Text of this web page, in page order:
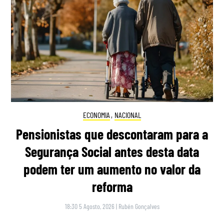
ECONOMIA , NACIONAL
Pensionistas que descontaram para a
Segurança Social antes desta data
podem ter um aumento no valor da
reforma
18:30 5 Agosto, 2026 | Rubén Gonçalves